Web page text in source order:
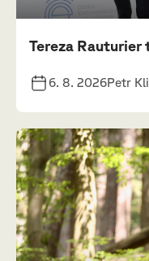
Tereza
6. 8. 2026Petr